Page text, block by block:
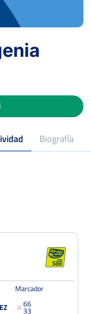
Biografía
Marcador
6
3
6
3